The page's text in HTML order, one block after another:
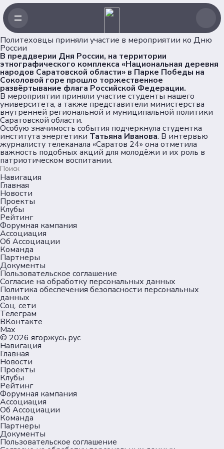
Политеховцы приняли участие в мероприятии ко Дню
России
В преддверии Дня России, на территории
этнографического комплекса «Национальная деревня
народов Саратовской области» в Парке Победы на
Соколовой горе прошло торжественное
развёртывание флага Российской Федерации.
В мероприятии приняли участие студенты нашего
университета, а также представители министерства
внутренней региональной и муниципальной политики
Саратовской области.
Особую значимость события подчеркнула студентка
института энергетики Татьяна Иванова. В интервью
журналисту телеканала «Саратов 24» она отметила
важность подобных акций для молодёжи и их роль в
патриотическом воспитании.
Навигация
Главная
Новости
Проекты
Клубы
Рейтинг
Форумная кампания
Ассоциация
Об Ассоциации
Команда
Партнеры
Документы
Пользовательское соглашение
Согласие на обработку персональных данных
Политика обеспечения безопасности персональных
данных
Соц. сети
Телеграм
ВКонтакте
Max
© 2026 ягоржусь.рус
Навигация
Главная
Новости
Проекты
Клубы
Рейтинг
Форумная кампания
Ассоциация
Об Ассоциации
Команда
Партнеры
Документы
Пользовательское соглашение